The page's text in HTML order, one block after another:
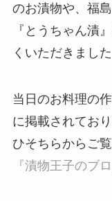
のお漬物や、福
『とうちゃん漬
くいただきました
当日のお料理の
に掲載されてお
ひそちらからご覧
『漬物王子のブロ